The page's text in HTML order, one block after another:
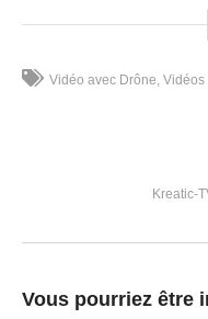
Vidéo avec Drône Vidéos
Kreatic-
Vous pourriez être